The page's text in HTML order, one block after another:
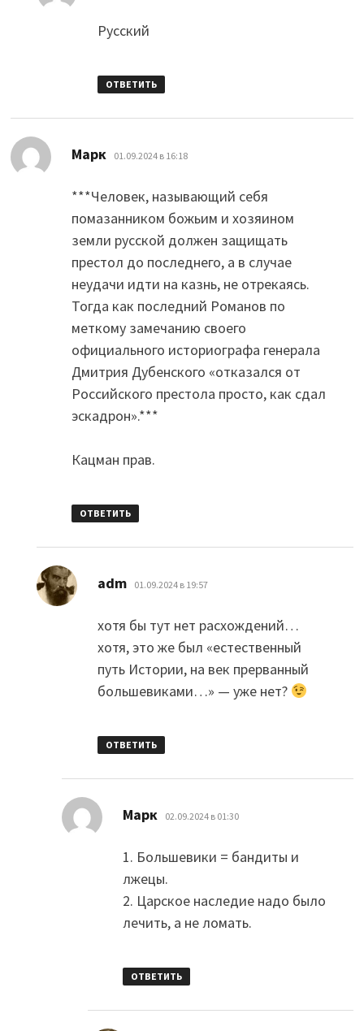
Русский
ОТВЕТИТЬ
Марк 01.09.2024 в 16:18
***Человек, называющий себя
помазанником божьим и хозяином
земли русской должен защищать
престол до последнего, а в случае
неудачи идти на казнь, не отрекаясь.
Тогда как последний Романов по
меткому замечанию своего
официального историографа генерала
Дмитрия Дубенского «отказался от
Российского престола просто, как сдал
эскадрон».***
Кацман прав.
ОТВЕТИТЬ
adm: 01.09.2024 в 19:57
хотя бы тут нет расхождений…
хотя, это же был «естественный
путь Истории, на век прерванный
большевиками…» — уже нет?
ОТВЕТИТЬ
Марк 02.09.2024 в 01:30
1. Большевики = бандиты и
лжецы.
2. Царское наследие надо было
лечить, а не ломать.
ОТВЕТИТЬ